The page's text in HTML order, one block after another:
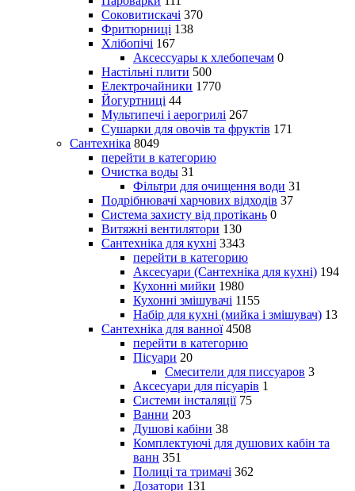
Соковитискачі 370
Фритюрниці 138
Хлібопічі 167
Аксессуары к хлебопечам 0
Настільні плити 500
Електрочайники 1770
Йогуртниці 44
Мультипечі і аерогрилі 267
Сушарки для овочів та фруктів 171
Сантехніка 8049
перейти в категорию
Очистка воды 31
Фільтри для очищення води 31
Подрібнювачі харчових відходів 37
Система захисту від протікань 0
Витяжні вентилятори 130
Сантехніка для кухні 3343
перейти в категорию
Аксесуари (Сантехніка для кухні) 194
Кухонні мийки 1980
Кухонні змішувачі 1155
Набір для кухні (мийка і змішувач) 13
Сантехніка для ванної 4508
перейти в категорию
Пісуари 20
Смесители для писсуаров 3
Аксесуари для пісуарів 1
Системи інсталяції 75
Ванни 203
Душові кабіни 38
Комплектуючі для душових кабін та
ванн 351
Полиці та тримачі 362
Дозатори 131